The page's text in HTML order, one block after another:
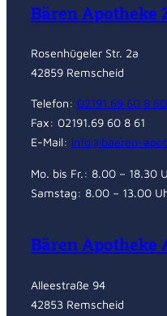
Bären Apotheke
Rosenhügeler Str. 2a
42859 Remscheid
Telefon: 02191.69 60 8 60
Fax: 02191.69 60 8 61
E-Mail: info@baeren-
Mo. bis Fr.: 8.00 – 18.30
Samstag: 8.00 – 13.00
Bären Apotheke
Alleestraße 94
42853 Remscheid